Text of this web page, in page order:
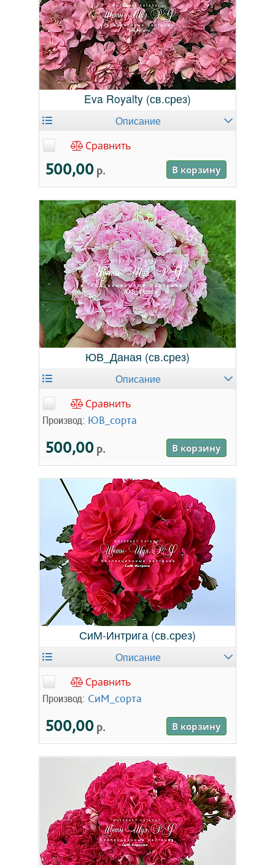
Eva Royalty (св.срез)
Описание
Сравнить
500,00 р. В корзину
ЮВ_Даная (св.срез)
Описание
Сравнить
Производ: ЮВ_сорта
500,00 р. В корзину
СиМ-Интрига (св.срез)
Описание
Сравнить
Производ: СиМ_сорта
500,00 р. В корзину